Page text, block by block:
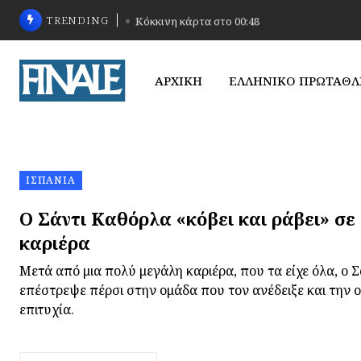
TRENDING Κόκκινη κάρτα στο 00:48
ΑΡΧΙΚΗ ΕΛΛΗΝΙΚΟ
ΙΣΠΑΝΊΑ
Ο Σάντι Καθόρλα «κόβει και ράβει»
καριέρα
Μετά από μια πολύ μεγάλη καριέρα, που τα είχε όλα, ο
επέστρεψε πέρσι στην ομάδα που τον ανέδειξε και την
επιτυχία.